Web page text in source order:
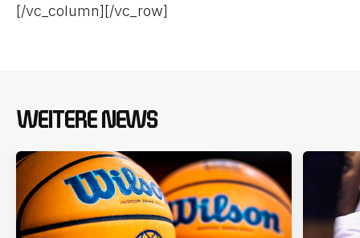
[/vc_column][/vc_row]
WEITERE NEWS